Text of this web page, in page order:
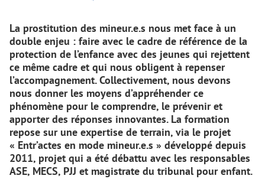
La prostitution des mineur.e.s nous met face à un
double enjeu : faire avec le cadre de référence de la
protection de l’enfance avec des jeunes qui rejettent
ce même cadre et qui nous obligent à repenser
l’accompagnement. Collectivement, nous devons
nous donner les moyens d’appréhender ce
phénomène pour le comprendre, le prévenir et
apporter des réponses innovantes. La formation
repose sur une expertise de terrain, via le projet
« Entr’actes en mode mineur.e.s » développé depuis
2011, projet qui a été débattu avec les responsables
ASE, MECS, PJJ et magistrate du tribunal pour enfant.